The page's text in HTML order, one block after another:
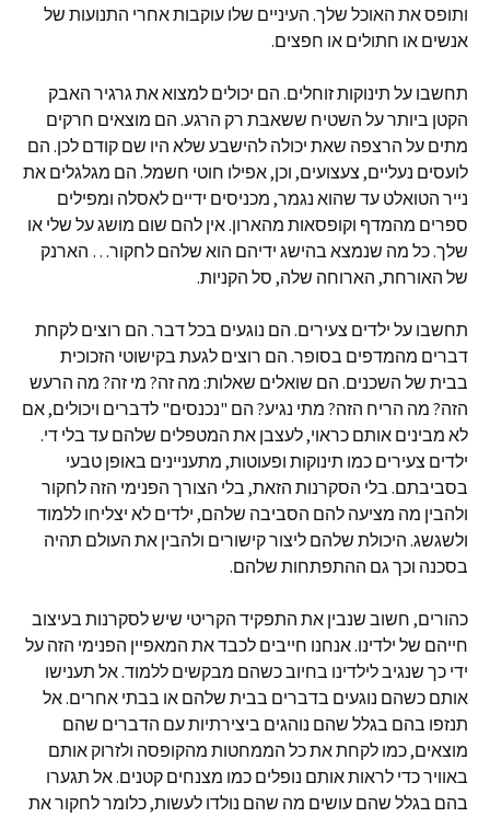
ותופס את האוכל שלך. העיניים שלו עוקבות אחרי התנועות של
אנשים או חתולים או חפצים.
תחשבו על תינוקות זוחלים. הם יכולים למצוא את גרגיר האבק
הקטן ביותר על השטיח ששאבת רק הרגע. הם מוצאים חרקים
מתים על הרצפה שאת יכולה להישבע שלא היו שם קודם לכן. הם
לועסים נעליים, צעצועים, וכן, אפילו חוטי חשמל. הם מגלגלים את
נייר הטואלט עד שהוא נגמר, מכניסים ידיים לאסלה ומפילים
ספרים מהמדף וקופסאות מהארון. אין להם שום מושג על שלי או
שלך. כל מה שנמצא בהישג ידיהם הוא שלהם לחקור… הארנק
של האורחת, הארוחה שלה, סל הקניות.
תחשבו על ילדים צעירים. הם נוגעים בכל דבר. הם רוצים לקחת
דברים מהמדפים בסופר. הם רוצים לגעת בקישוטי הזכוכית
בבית של השכנים. הם שואלים שאלות: מה זה? מי זה? מה הרעש
הזה? מה הריח הזה? מתי נגיע? הם "נכנסים" לדברים ויכולים, אם
לא מבינים אותם כראוי, לעצבן את המטפלים שלהם עד בלי די.
ילדים צעירים כמו תינוקות ופעוטות, מתעניינים באופן טבעי
בסביבתם. בלי הסקרנות הזאת, בלי הצורך הפנימי הזה לחקור
ולהבין מה מציעה להם הסביבה שלהם, ילדים לא יצליחו ללמוד
ולשגשג. היכולת שלהם ליצור קישורים ולהבין את העולם תהיה
בסכנה וכך גם ההתפתחות שלהם.
כהורים, חשוב שנבין את התפקיד הקריטי שיש לסקרנות בעיצוב
חייהם של ילדינו. אנחנו חייבים לכבד את המאפיין הפנימי הזה על
ידי כך שנגיב לילדינו בחיוב כשהם מבקשים ללמוד. אל תענישו
אותם כשהם נוגעים בדברים בבית שלהם או בבתי אחרים. אל
תנזפו בהם בגלל שהם נוהגים ביצירתיות עם הדברים שהם
מוצאים, כמו לקחת את כל הממחטות מהקופסה ולזרוק אותם
באוויר כדי לראות אותם נופלים כמו מצנחים קטנים. אל תגערו
בהם בגלל שהם עושים מה שהם נולדו לעשות, כלומר לחקור את